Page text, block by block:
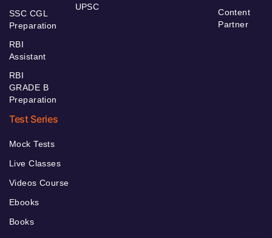
SSC CGL
Preparation
RBI
Assistant
RBI
GRADE B
Preparation
UPSC
Content
Partner
Test Series
Mock Tests
Live Classes
Videos Course
Ebooks
Books